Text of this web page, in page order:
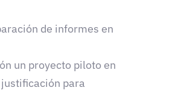
de informes en
un proyecto piloto en
para